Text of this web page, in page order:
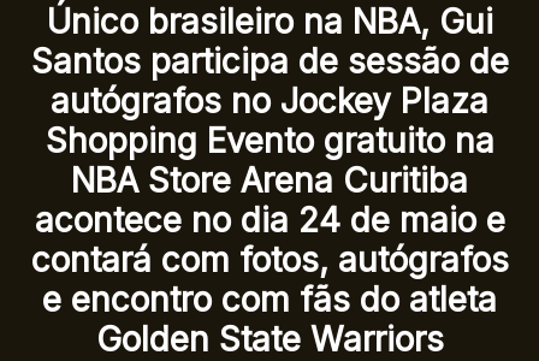
SEG A SEXTA 10:00 ÀS 22:00
SÁB 10:00 ÀS 22:00
DOM 14:00 ÀS 20:00
ALIMENTAÇÃO
SEG A SEXTA 10:00 ÀS 22:00
SÁB 10:00 ÀS 23:00
DOM 12:00 ÀS 22:00
ENDEREÇO
Rua Konrad Adenauer, 370 Tarumã – Curitiba/PR
Único brasileiro na NBA, Gui
Santos participa de sessão de
autógrafos no Jockey Plaza
Shopping Evento gratuito na
NBA Store Arena Curitiba
acontece no dia 24 de maio e
contará com fotos, autógrafos
e encontro com fãs do atleta
Golden State Warriors